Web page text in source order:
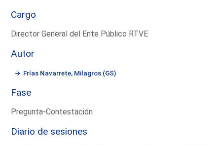
Cargo
Director General del Ente Público RTVE
Autor
Frías Navarrete, Milagros (GS)
Fase
Pregunta-Contestación
Diario de sesiones